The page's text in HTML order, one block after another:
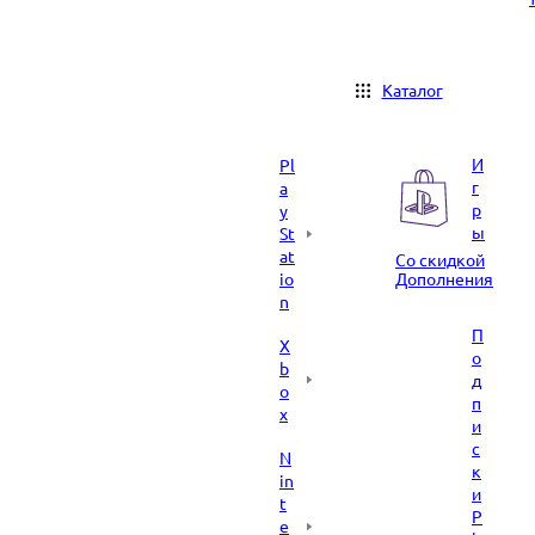
Каталог
Pl
a
y
St
at
io
n
X
b
o
x
N
in
t
e
И
г
р
ы
Со скидкой
Дополнения
П
о
д
п
и
с
к
и
P